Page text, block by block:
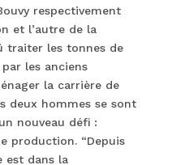
respectivement
et l’autre de la
traiter les tonnes de
les anciens
la carrière de
deux hommes se sont
nouveau défi :
production. “Depuis
est dans la